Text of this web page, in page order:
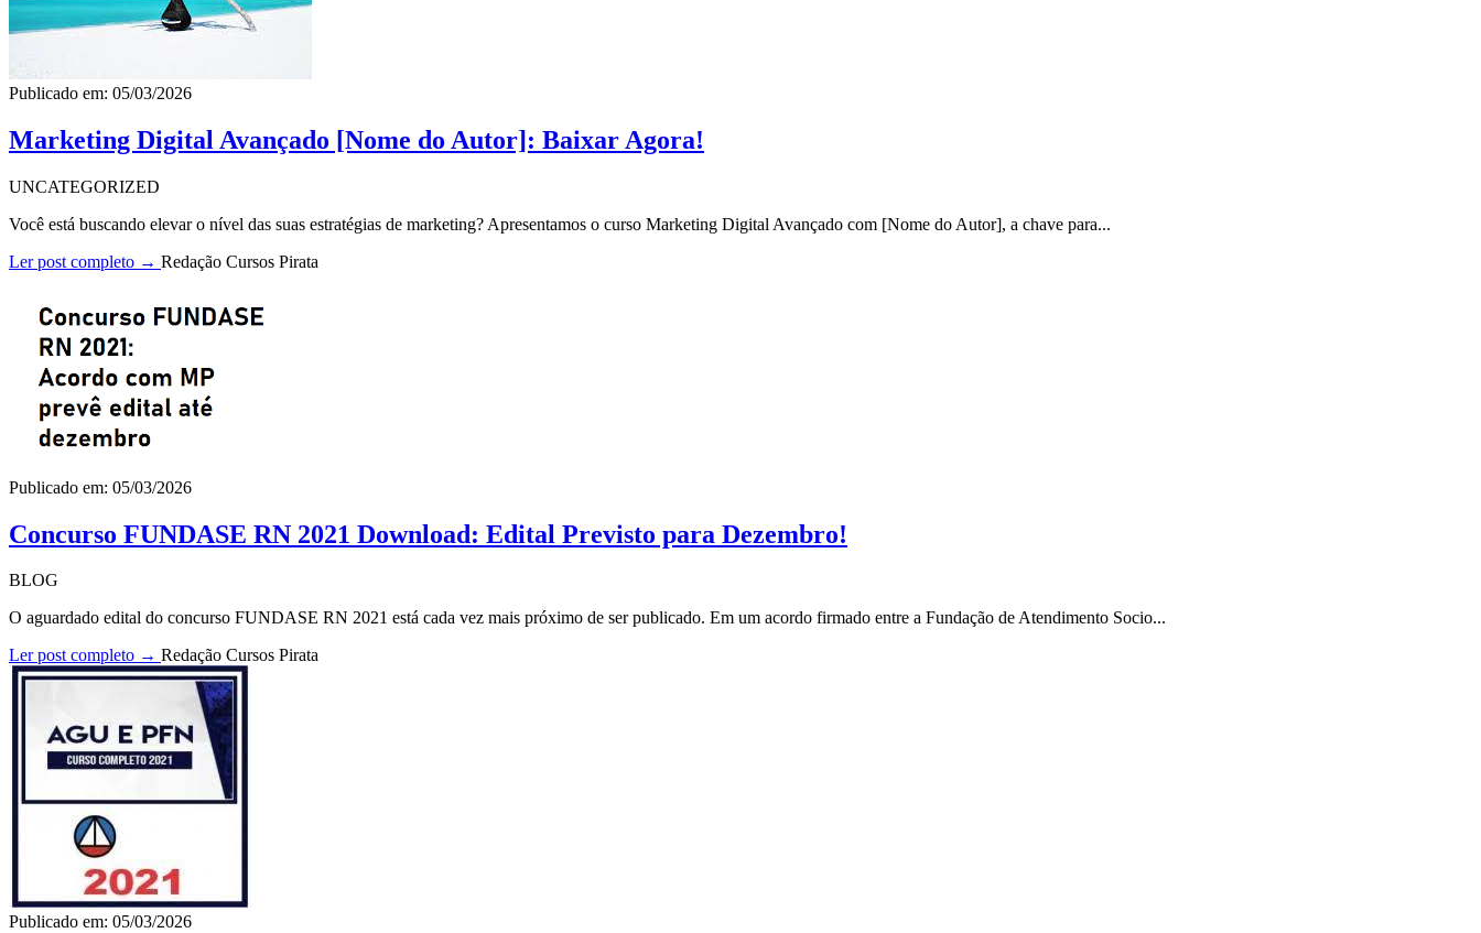
Publicado em: 05/03/2026
Marketing Digital Avançado [Nome do Autor]: Baixar Agora!
UNCATEGORIZED
Você está buscando elevar o nível das suas estratégias de marketing? Apresentamos o curso Marketing Digital Avançado com [Nome do Autor], a chave para...
Ler post completo → Redação Cursos Pirata
Publicado em: 05/03/2026
Concurso FUNDASE RN 2021 Download: Edital Previsto para Dezembro!
BLOG
O aguardado edital do concurso FUNDASE RN 2021 está cada vez mais próximo de ser publicado. Em um acordo firmado entre a Fundação de Atendimento Socio...
Ler post completo → Redação Cursos Pirata
Publicado em: 05/03/2026